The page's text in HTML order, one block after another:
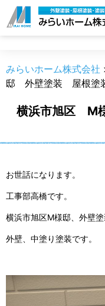
新着情報
みらいホーム株式会社
邸 外壁塗装 屋根塗
横浜市旭区 M
お世話になります。
工事部高橋です。
横浜市旭区M様邸、外壁
外壁、中塗り塗装です。